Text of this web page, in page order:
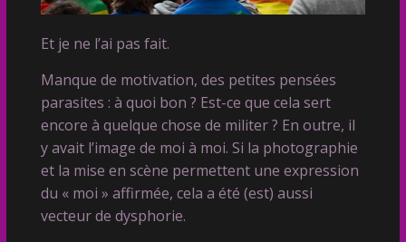
Et je ne l’ai pas fait.
Manque de motivation, des petites pensées
parasites : à quoi bon ? Est-ce que cela sert
encore à quelque chose de militer ? En outre, il
y avait l’image de moi à moi. Si la photographie
et la mise en scène permettent une expression
du « moi » affirmée, cela a été (est) aussi
vecteur de dysphorie.